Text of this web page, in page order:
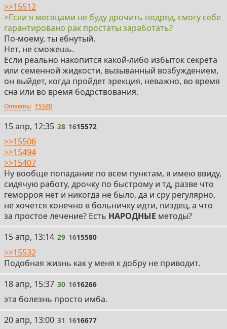
>>15512
>Если я месяцами не буду дрочить подряд, смогу себе
гарантировано рак простаты заработать?
По-моему, ты ебнутый.
Нет, не сможешь.
Если реально накопится какой-либо избыток секрета
или семенной жидкости, вызыванный возбуждением,
он выйдет, когда пройдет эрекция, неважно, во время
сна или во время бодрствования.
Ответы 15580
28
15 апр, 12:35 28 1615572
>>15506
>>15494
>>15407
Ну вообще попадание по всем пунктам, я имею ввиду,
сидячую работу, дрочку по быстрому и тд, разве что
геморроя нет и никогда не было, да и сру регулярно,
не хочется конечно в больничку идти, пиздец, а что
за простое лечение? Есть НАРОДНЫЕ методы?
29
15 апр, 13:14 29 1615580
>>15532
Подобная жизнь как у меня к добру не приводит.
30
18 апр, 15:37 30 1616266
эта болезнь просто имба.
31
20 апр, 13:00 31 1616677